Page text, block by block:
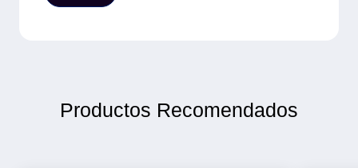
Productos Recomendados